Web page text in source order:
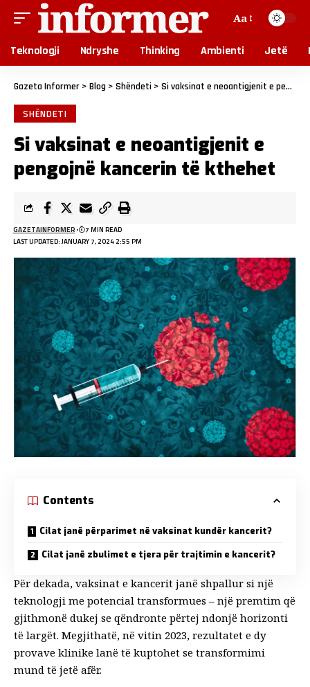
Aa
Teknologji Ndryshe Thinking Ambienti Jetë
Gazeta Informer > Blog > Shëndeti > Si vaksinat e neoantigjenit e pengojnë kancerin të kthehet
SHËNDETI
Si vaksinat e neoantigjenit e
pengojnë kancerin të kthehet
LAST UPDATED: JANUARY 7, 2024 2:55 PM
GAZETAINFORMER 7 MIN READ
Contents
Cilat janë përparimet në vaksinat kundër kancerit?
Cilat janë zbulimet e tjera për trajtimin e kancerit?
Për dekada, vaksinat e kancerit janë shpallur si një
teknologji me potencial transformues – një premtim që
gjithmonë dukej se qëndronte përtej ndonjë horizonti
të largët. Megjithatë, në vitin 2023, rezultatet e dy
provave klinike lanë të kuptohet se transformimi
mund të jetë afër.